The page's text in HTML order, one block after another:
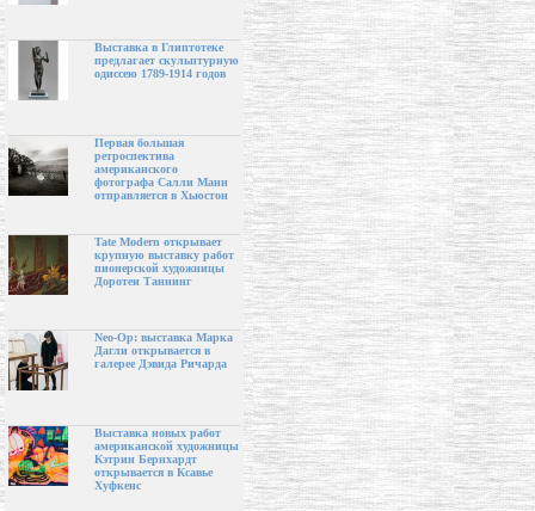
Выставка в Глиптотеке
предлагает скульптурную
одиссею 1789-1914 годов
Первая большая
ретроспектива
американского
фотографа Салли Манн
отправляется в Хьюстон
Tate Modern открывает
крупную выставку работ
пионерской художницы
Доротеи Таннинг
Neo-Op: выставка Марка
Дагли открывается в
галерее Дэвида Ричарда
Выставка новых работ
американской художницы
Кэтрин Бернхардт
открывается в Ксавье
Хуфкенс